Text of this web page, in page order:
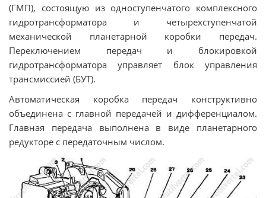
(ГМП), состоящую из одноступенчатого комплексного
гидротрансформатора и четырехступенчатой
механической планетарной коробки передач.
Переключением передач и блокировкой
гидротрансформатора управляет блок управления
трансмиссией (БУТ).
Автоматическая коробка передач конструктивно
объединена с главной передачей и дифференциалом.
Главная передача выполнена в виде планетарного
редукторе с передаточным числом.